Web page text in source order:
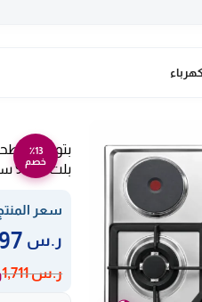
٪13
خصم
بتوجاز
بلت ان 90 سم – ستيل HD – ZP.JE4008
سعر
ر.س
ر.س1,711